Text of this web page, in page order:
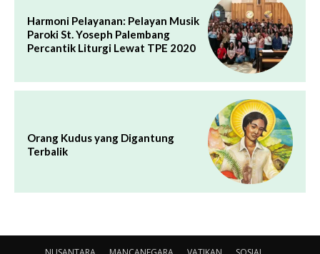
Harmoni Pelayanan: Pelayan Musik
Paroki St. Yoseph Palembang
Percantik Liturgi Lewat TPE 2020
Orang Kudus yang Digantung
Terbalik